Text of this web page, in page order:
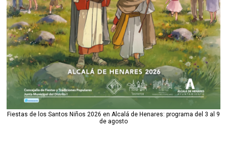
Fiestas de los Santos Niños 2026 en Alcalá de Henares: programa del 3 al 9
de agosto